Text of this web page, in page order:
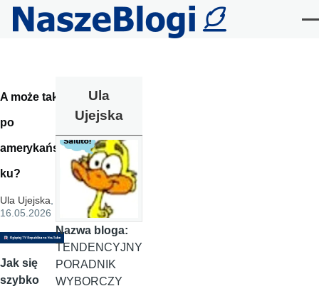
Przejdź do treści
A może tak
po
amerykańs
ku?
Ula Ujejska,
16.05.2026
Jak się
szybko
Ula
Ujejska
Nazwa bloga:
TENDENCYJNY
PORADNIK
WYBORCZY